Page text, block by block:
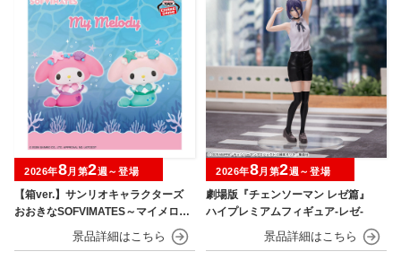
【箱ver.】サンリオキャラクターズ
おおきなSOFVIMATES～マイメロデ
ィ マーメイドver. ～
2026年8月第2週～登場
劇場版『チェンソーマン レゼ篇』
ハイプレミアムフィギュア‐レゼ‐
2026年8月第2週～登場